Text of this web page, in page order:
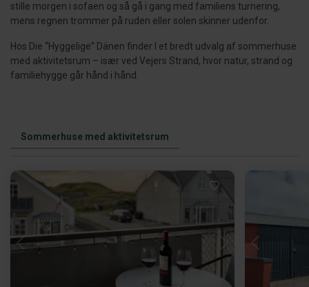
stille morgen i sofaen og så gå i gang med familiens turnering,
mens regnen trommer på ruden eller solen skinner udenfor.
Hos Die “Hyggelige” Dänen finder I et bredt udvalg af sommerhuse
med aktivitetsrum – især ved Vejers Strand, hvor natur, strand og
familiehygge går hånd i hånd.
Sommerhuse med aktivitetsrum
Indlæser...